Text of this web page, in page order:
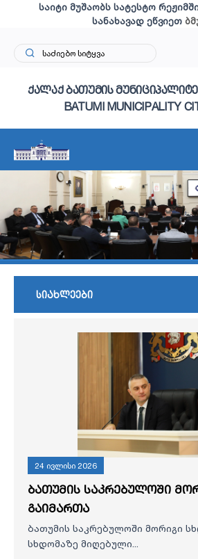
საიტი მუშაობს სატესტო
სანახავად ეწვიეთ
ქალაქ ბათუმის
BATUMI MUNICIPALITY
სიახლეები
24 ივლისი 2026
ბათუმის საკრებულოში
გაიმართა
ბათუმის საკრებულოში მორიგი
სხდომაზე მიღებული...